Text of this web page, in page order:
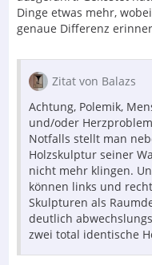
Dinge etwas mehr,
genaue Differenz
Zitat von Balazs
Achtung, Polemik,
und/oder
Notfalls stellt man
Holzskulptur seiner
nicht mehr klingen.
können links und
Skulpturen als
deutlich
zwei total identische